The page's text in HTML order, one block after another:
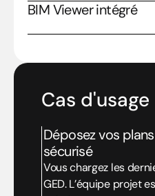
BIM Viewer intégré
Cas d'usage
Déposez vos
sécurisé
Vous chargez les
GED. L’équipe projet